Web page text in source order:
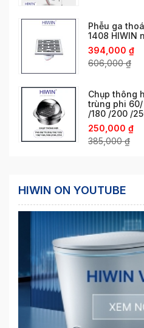
Phễu ga
1408 HIWIN
394,000 ₫
606,000₫
Chụp thông
trùng phi 60/
/180 /200 /
250,000 ₫
385,000₫
HIWIN ON YOUTUBE